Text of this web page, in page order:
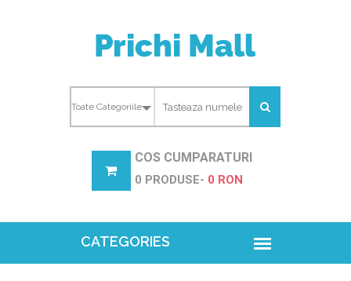
COS CUMPARATURI
0 PRODUSE- 0 RON